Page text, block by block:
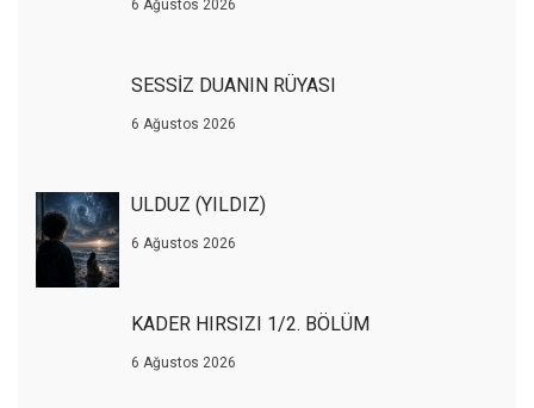
6 Ağustos 2026
SESSİZ DUANIN RÜYASI
6 Ağustos 2026
ULDUZ (YILDIZ)
6 Ağustos 2026
KADER HIRSIZI 1/2. BÖLÜM
6 Ağustos 2026